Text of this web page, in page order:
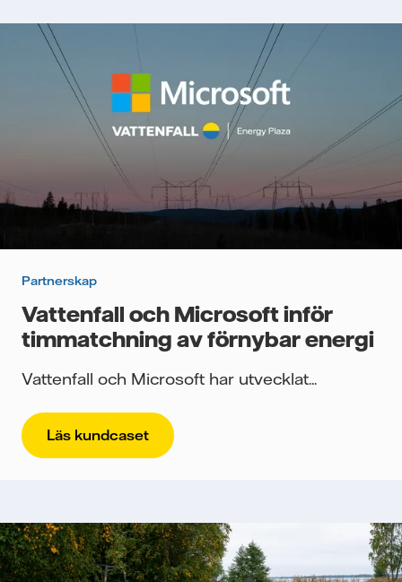
Partnerskap
Vattenfall och Microsoft inför
timmatchning av förnybar energi
Vattenfall och Microsoft har utvecklat...
Läs kundcaset